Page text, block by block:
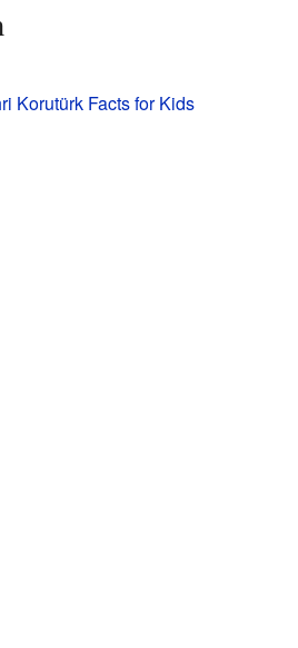
Korutürk Facts for Kids